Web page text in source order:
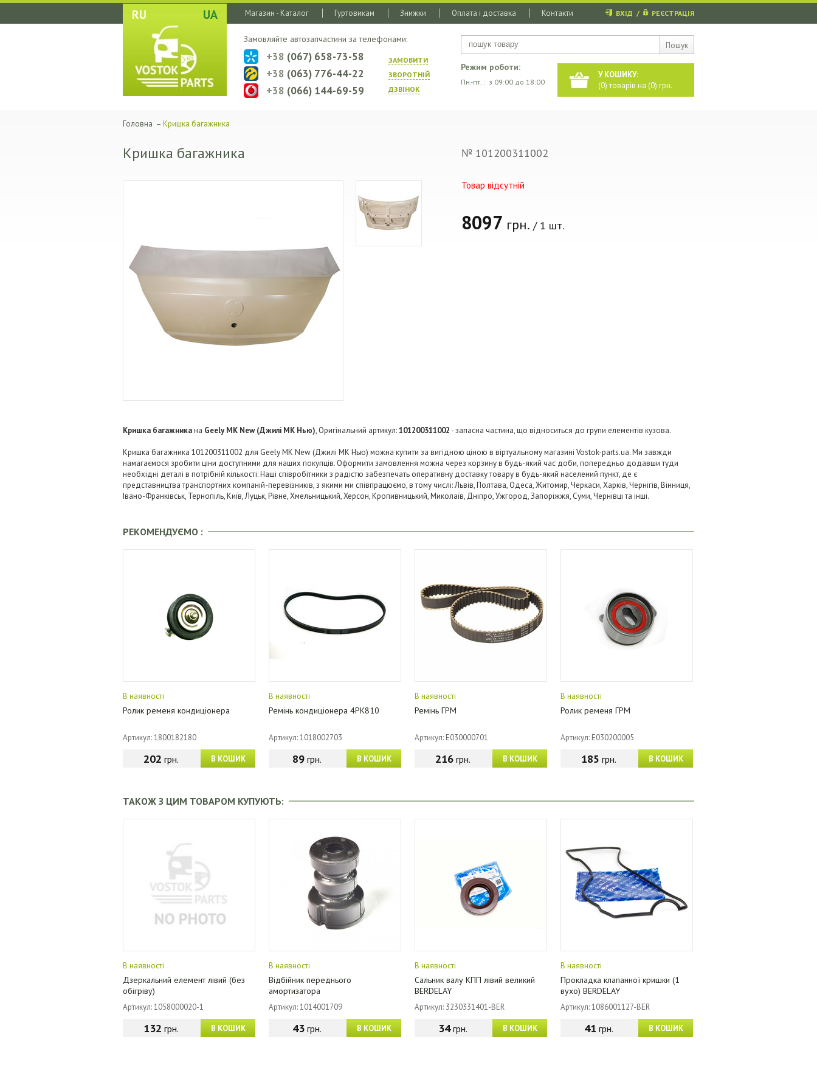
RU UA
Пошук
Магазин - Каталог Гуртовикам Знижки Оплата і доставка Контакти ВХІД / РЕЄСТРАЦІЯ
У КОШИКУ:
(0) товарів на (0) грн.
Режим роботи:
Пн.-пт. : з 09:00 до 18:00
Замовляйте автозапчастини за телефонами:
ЗАМОВИТИ
ЗВОРОТНIЙ
ДЗВIНОК
+38 (067) 658-73-58
+38 (063) 776-44-22
+38 (066) 144-69-59
Головна – Кришка багажника
Кришка багажника № 101200311002
Товар відсутній
8097 грн. / 1 шт.
Кришка багажникана Geely MK New (Джилі МК Нью), Оригінальний артикул:101200311002 - запасна частина, що відноситься до групи елементів кузова.
Кришка багажника 101200311002 для Geely MK New (Джилі МК Нью) можна купити за вигідною ціною в віртуальному магазині Vostok-parts.ua. Ми завжди
намагаємося зробити ціни доступними для наших покупців. Оформити замовлення можна через корзину в будь-який час доби, попередньо додавши туди
необхідні деталі в потрібній кількості. Наші співробітники з радістю забезпечать оперативну доставку товару в будь-який населений пункт, де є
представництва транспортних компаній-перевізників, з якими ми співпрацюємо, в тому числі: Львів, Полтава, Одеса, Житомир, Черкаси, Харків, Чернігів, Вінниця,
Івано-Франківськ, Тернопіль, Київ, Луцьк, Рівне, Хмельницький, Херсон, Кропивницький, Миколаїв, Дніпро, Ужгород, Запоріжжя, Суми, Чернівці та інші.
РЕКОМЕНДУЄМО :
В наявності
Ролик ременя кондиціонера
Артикул: 1800182180
В КОШИК
202 грн.
В наявності
Ремінь кондиціонера 4PK810
Артикул: 1018002703
В КОШИК
89грн.
В наявності
Ремінь ГРМ
Артикул: E030000701
В КОШИК
216грн.
В наявності
Ролик ременя ГРМ
Артикул: E030200005
В КОШИК
185 грн.
ТАКОЖ З ЦИМ ТОВАРОМ КУПУЮТЬ:
В наявності
Дзеркальний елемент лівий (без
обігріву)
Артикул: 1058000020-1
В КОШИК
132 грн.
В наявності
Відбійник переднього
амортизатора
Артикул: 1014001709
В КОШИК
43грн.
В наявності
Сальник валу КПП лівий великий
BERDELAY
Артикул: 3230331401-BER
В КОШИК
34грн.
В наявності
Прокладка клапанної кришки (1
вухо) BERDELAY
Артикул: 1086001127-BER
В КОШИК
41 грн.